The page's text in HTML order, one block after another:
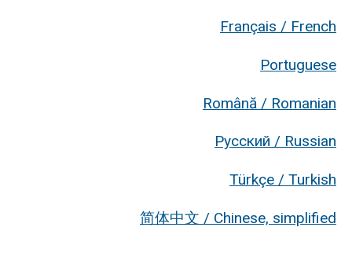
Français / French
Portuguese
Română / Romanian
Русский / Russian
Türkçe / Turkish
简体中文 / Chinese, simplified